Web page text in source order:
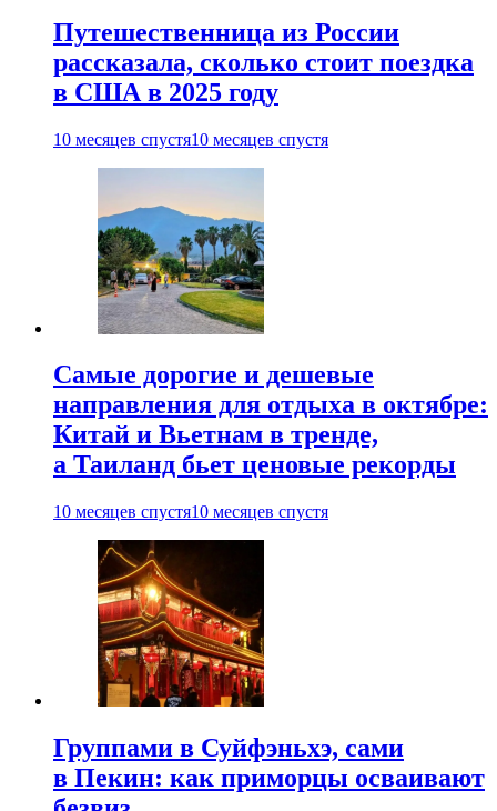
Путешественница из России
рассказала, сколько стоит поездка
в США в 2025 году
10 месяцев спустя10 месяцев спустя
Самые дорогие и дешевые
направления для отдыха в октябре:
Китай и Вьетнам в тренде,
а Таиланд бьет ценовые рекорды
10 месяцев спустя10 месяцев спустя
Группами в Суйфэньхэ, сами
в Пекин: как приморцы осваивают